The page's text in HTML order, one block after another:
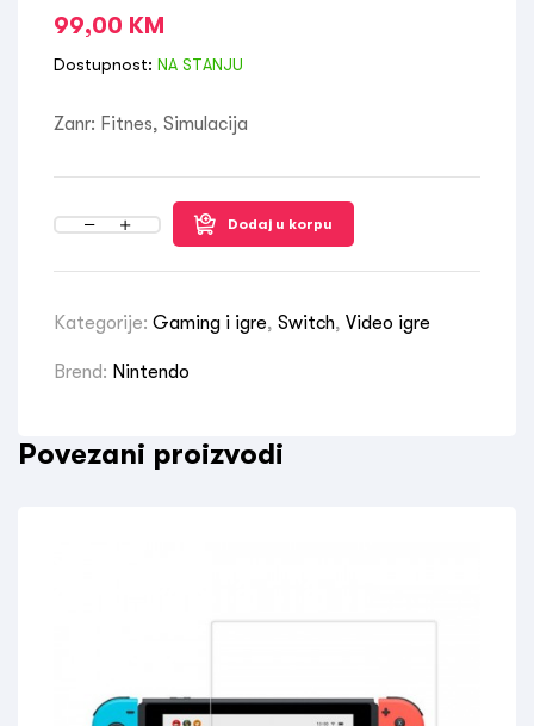
99,00 KM
Dostupnost: NA STANJU
Zanr: Fitnes, Simulacija
Dodaj u korpu
Kategorije: Gaming i igre, Switch, Video igre
Brend: Nintendo
Povezani proizvodi